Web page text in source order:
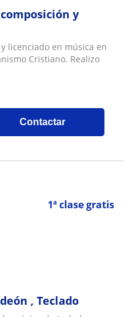
y
licenciado en música en
Cristiano. Realizo
Contactar
1ª clase gratis
, Teclado